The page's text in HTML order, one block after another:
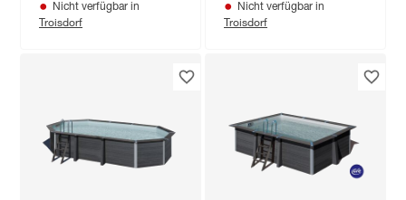
Nicht verfügbar in
Troisdorf
Nicht verfügbar in
Troisdorf